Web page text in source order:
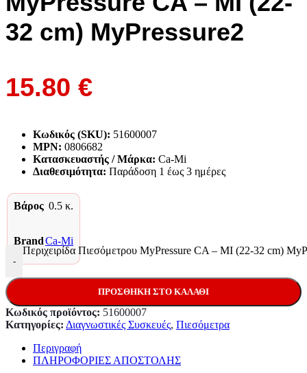
32 cm) MyPressure2
15.80 €
Κωδικός (SKU): 51600007
MPN: 0806682
Κατασκευαστής / Μάρκα: Ca-Mi
Διαθεσιμότητα: Παράδoση 1 έως 3 ημέρες
Βάρος 0.5 κ.
BrandCa-Mi
-
Περιχειρίδα Πιεσόμετρου MyPressure CA – MI (22-32 cm)
ΠΡΟΣΘΉΚΗ ΣΤΟ ΚΑΛΆΘΙ
Κωδικός προϊόντος: 51600007
Κατηγορίες: Διαγνωστικές Συσκευές, Πιεσόμετρα
Περιγραφή
ΠΛΗΡΟΦΟΡΙΕΣ ΑΠΟΣΤΟΛΗΣ